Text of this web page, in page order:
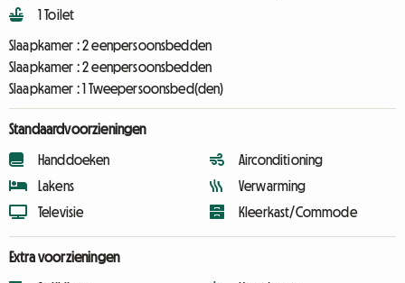
1 Toilet
Slaapkamer :2 eenpersoonsbedden
Slaapkamer :2 eenpersoonsbedden
Slaapkamer :1 Tweepersoonsbed(den)
Standaardvoorzieningen
Handdoeken
Lakens
Televisie
Airconditioning
Verwarming
Kleerkast/Commode
Extra voorzieningen